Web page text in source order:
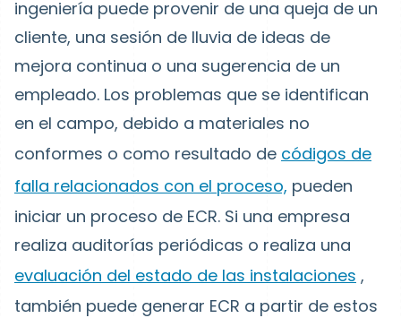
ingeniería puede provenir de una queja de un
cliente, una sesión de lluvia de ideas de
mejora continua o una sugerencia de un
empleado. Los problemas que se identifican
en el campo, debido a materiales no
conformes o como resultado de códigos de
falla relacionados con el proceso, pueden
iniciar un proceso de ECR. Si una empresa
realiza auditorías periódicas o realiza una
evaluación del estado de las instalaciones ,
también puede generar ECR a partir de estos